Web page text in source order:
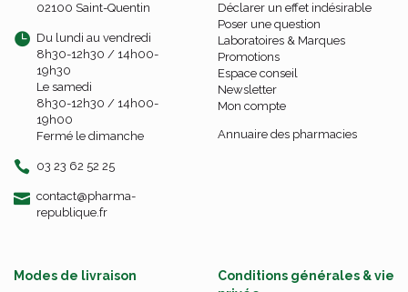
02100 Saint-Quentin
Du lundi au vendredi
8h30-12h30 / 14h00-
19h30
Le samedi
8h30-12h30 / 14h00-
19h00
Fermé le dimanche
03 23 62 52 25
contact-
@-
pharma-
republique.fr
Déclarer un effet indésirable
Poser une question
Laboratoires & Marques
Promotions
Espace conseil
Newsletter
Mon compte
Annuaire des pharmacies
Modes de livraison
Conditions générales & vie